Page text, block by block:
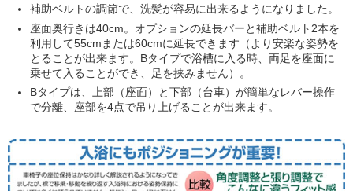
補助ベルトの調節で、洗髪が容易に出来るようになりました。
座面奥行きは40cm。オプションの延長バーと補助ベルト2本を
利用して55cmまたは60cmに延長できます（より安楽な姿勢を
とることが出来ます。Bタイプで浴槽に入る時、両足を座面に
乗せて入ることができ、足を挟みません）。
Bタイプは、上部（座面）と下部（台車）が簡単なレバー操作
で分離、座部を4点で吊り上げることが出来ます。